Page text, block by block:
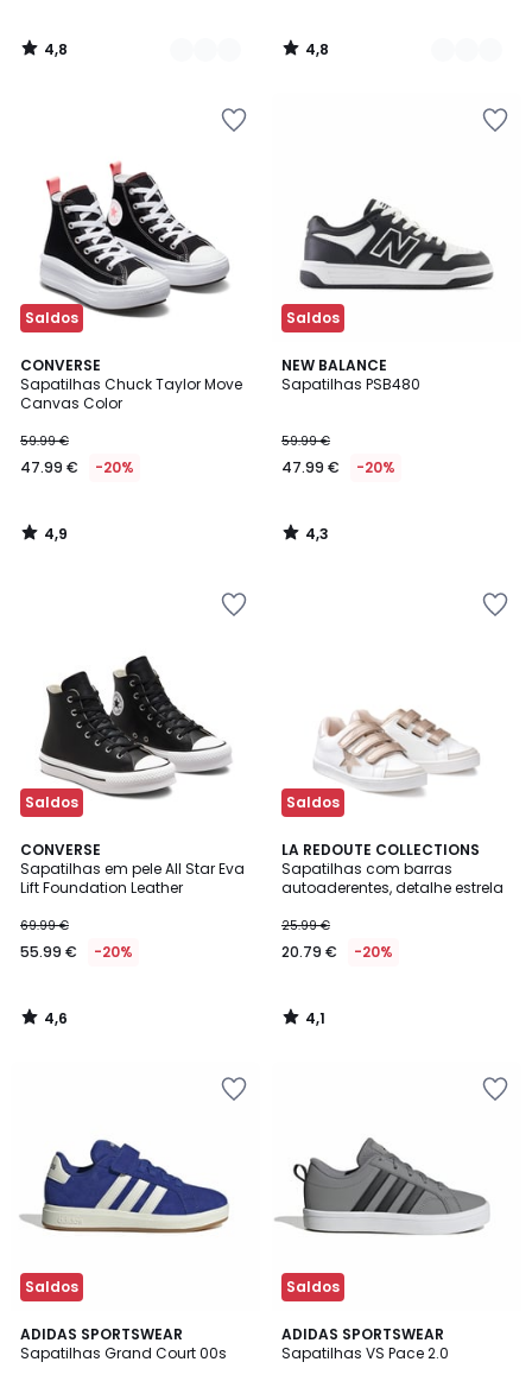
4,8
/
4,8
/
Saldos
CONVERSE
Sapatilhas Chuck Taylor Move
Canvas Color
59.99 €
47.99 € -20%
4,9
/ 5
4,9
/
Saldos
NEW BALANCE
Sapatilhas PSB480
59.99 €
47.99 € -20%
4,3
/ 5
4,3
/
Saldos
CONVERSE
Sapatilhas em pele All Star Eva
Lift Foundation Leather
69.99 €
55.99 € -20%
4,6
/ 5
4,6
/
Saldos
LA REDOUTE COLLECTIONS
Sapatilhas com barras
autoaderentes, detalhe estrela
25.99 €
20.79 € -20%
4,1
/ 5
4,1
/
Saldos
ADIDAS SPORTSWEAR
Sapatilhas Grand Court 00s
4,8
/ 5
7
Cores
Saldos
ADIDAS SPORTSWEAR
Sapatilhas VS Pace 2.0
5
/